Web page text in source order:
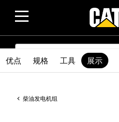
SEARCH
柴油发电机组
优点 规格 工具 展示